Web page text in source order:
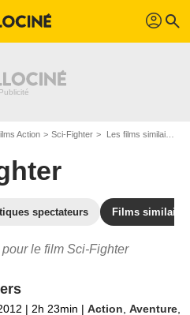
profil search
Action Sci-Fighter Les films similaires à "Sci-Fighter"
spectateurs Films similaires
le film Sci-Fighter
| 2h 23min | Action ,Aventure